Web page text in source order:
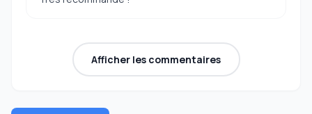
Afficher les commentaires